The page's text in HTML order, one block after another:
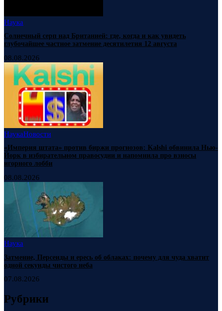
Наука
Солнечный серп над Британией: где, когда и как увидеть
глубочайшее частное затмение десятилетия 12 августа
08.08.2026
НаукаНовости
«Империя штата» против биржи прогнозов: Kalshi обвинила Нью-
Йорк в избирательном правосудии и напомнила про взносы
игорного лобби
08.08.2026
Наука
Затмение, Персеиды и ересь об облаках: почему для чуда хватит
одной секунды чистого неба
07.08.2026
Рубрики